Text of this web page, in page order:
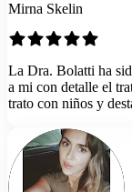
Mirna Skelin
La Dra. Bolatti ha
a mi con detalle el
trato con niños y